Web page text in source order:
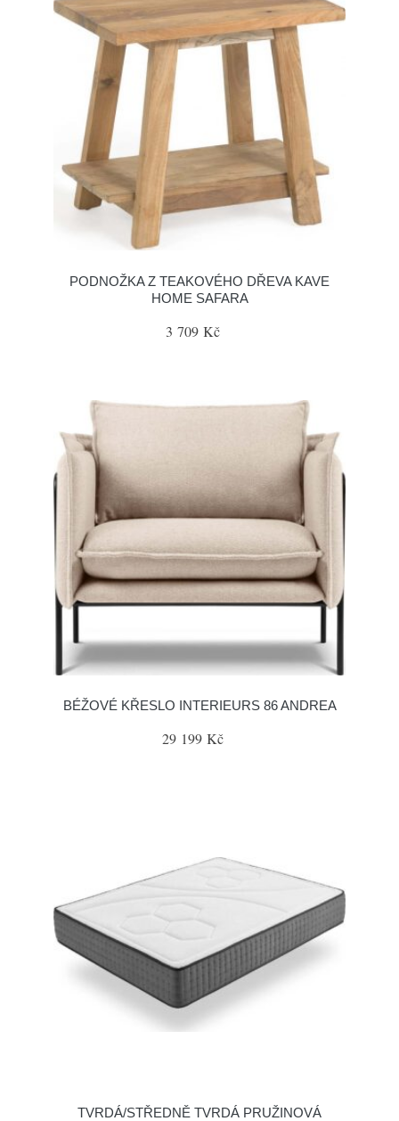
PODNOŽKA Z TEAKOVÉHO DŘEVA KAVE
HOME SAFARA
3 709 Kč
BÉŽOVÉ KŘESLO INTERIEURS 86 ANDREA
29 199 Kč
TVRDÁ/STŘEDNĚ TVRDÁ PRUŽINOVÁ